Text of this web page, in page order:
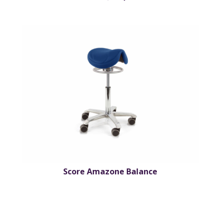
Score Amazone Balance